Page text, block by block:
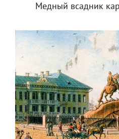
Медный всадник